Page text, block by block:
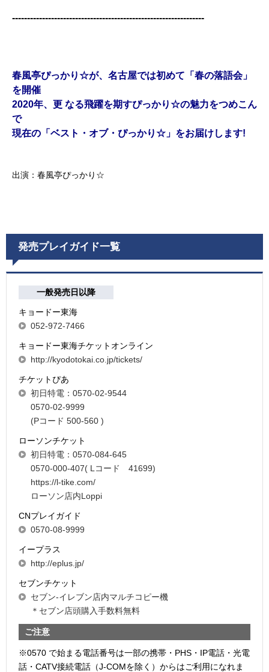
----------------------------------------------------------------
春風亭ぴっかり☆が、名古屋では初めて「春の落語会」
を開催
2020年、更 なる飛躍を期すぴっかり☆の魅力をつめこん
で
現在の「ベスト・オブ・ぴっかり☆」をお届けします!
出演：春風亭ぴっかり☆
発売プレイガイド一覧
一般発売日以降
キョードー東海
052-972-7466
キョードー東海チケットオンライン
http://kyodotokai.co.jp/tickets/
チケットぴあ
初日特電：0570-02-9544
0570-02-9999
(Pコード 500-560 )
ローソンチケット
初日特電：0570-084-645
0570-000-407( Lコード 41699)
https://l-tike.com/
ローソン店内Loppi
CNプレイガイド
0570-08-9999
イープラス
http://eplus.jp/
セブンチケット
セブン-イレブン店内マルチコピー機
＊セブン店頭購入手数料無料
ご注意
※0570 で始まる電話番号は一部の携帯・PHS・IP電話・光電
話・CATV接続電話（J-COMを除く）からはご利用になれま